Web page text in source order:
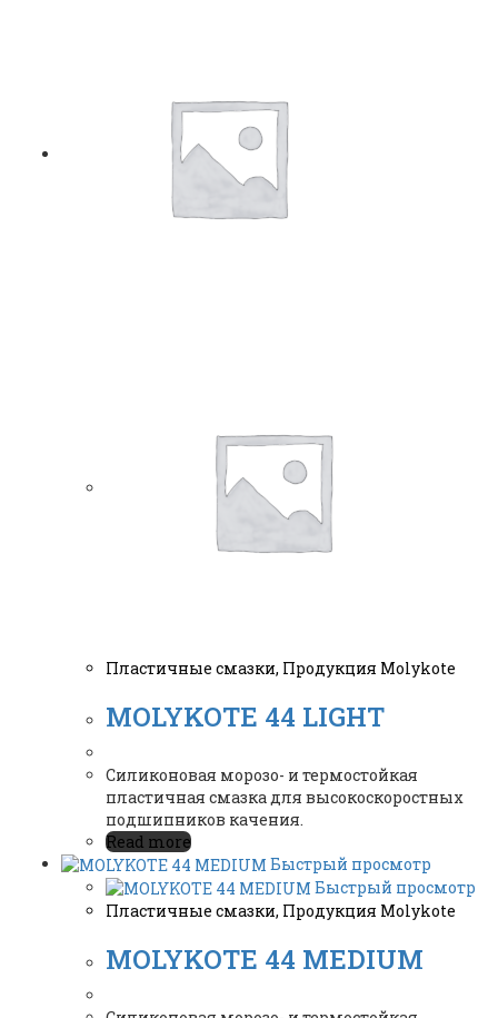
Пластичные смазки, Продукция Molykote
MOLYKOTE 44 LIGHT
Силиконовая морозо- и термостойкая
пластичная смазка для высокоскоростных
подшипников качения.
Read more
Быстрый просмотр
Быстрый просмотр
Пластичные смазки, Продукция Molykote
MOLYKOTE 44 MEDIUM